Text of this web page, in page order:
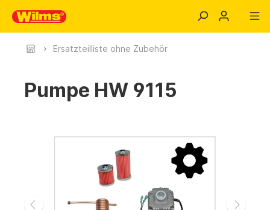
Ersatzteilliste ohne Zubehör
Pumpe HW 9115